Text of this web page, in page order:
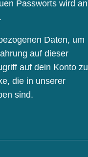
Passworts wird an
Daten, um
auf dieser
auf dein Konto zu
die in unserer
sind.